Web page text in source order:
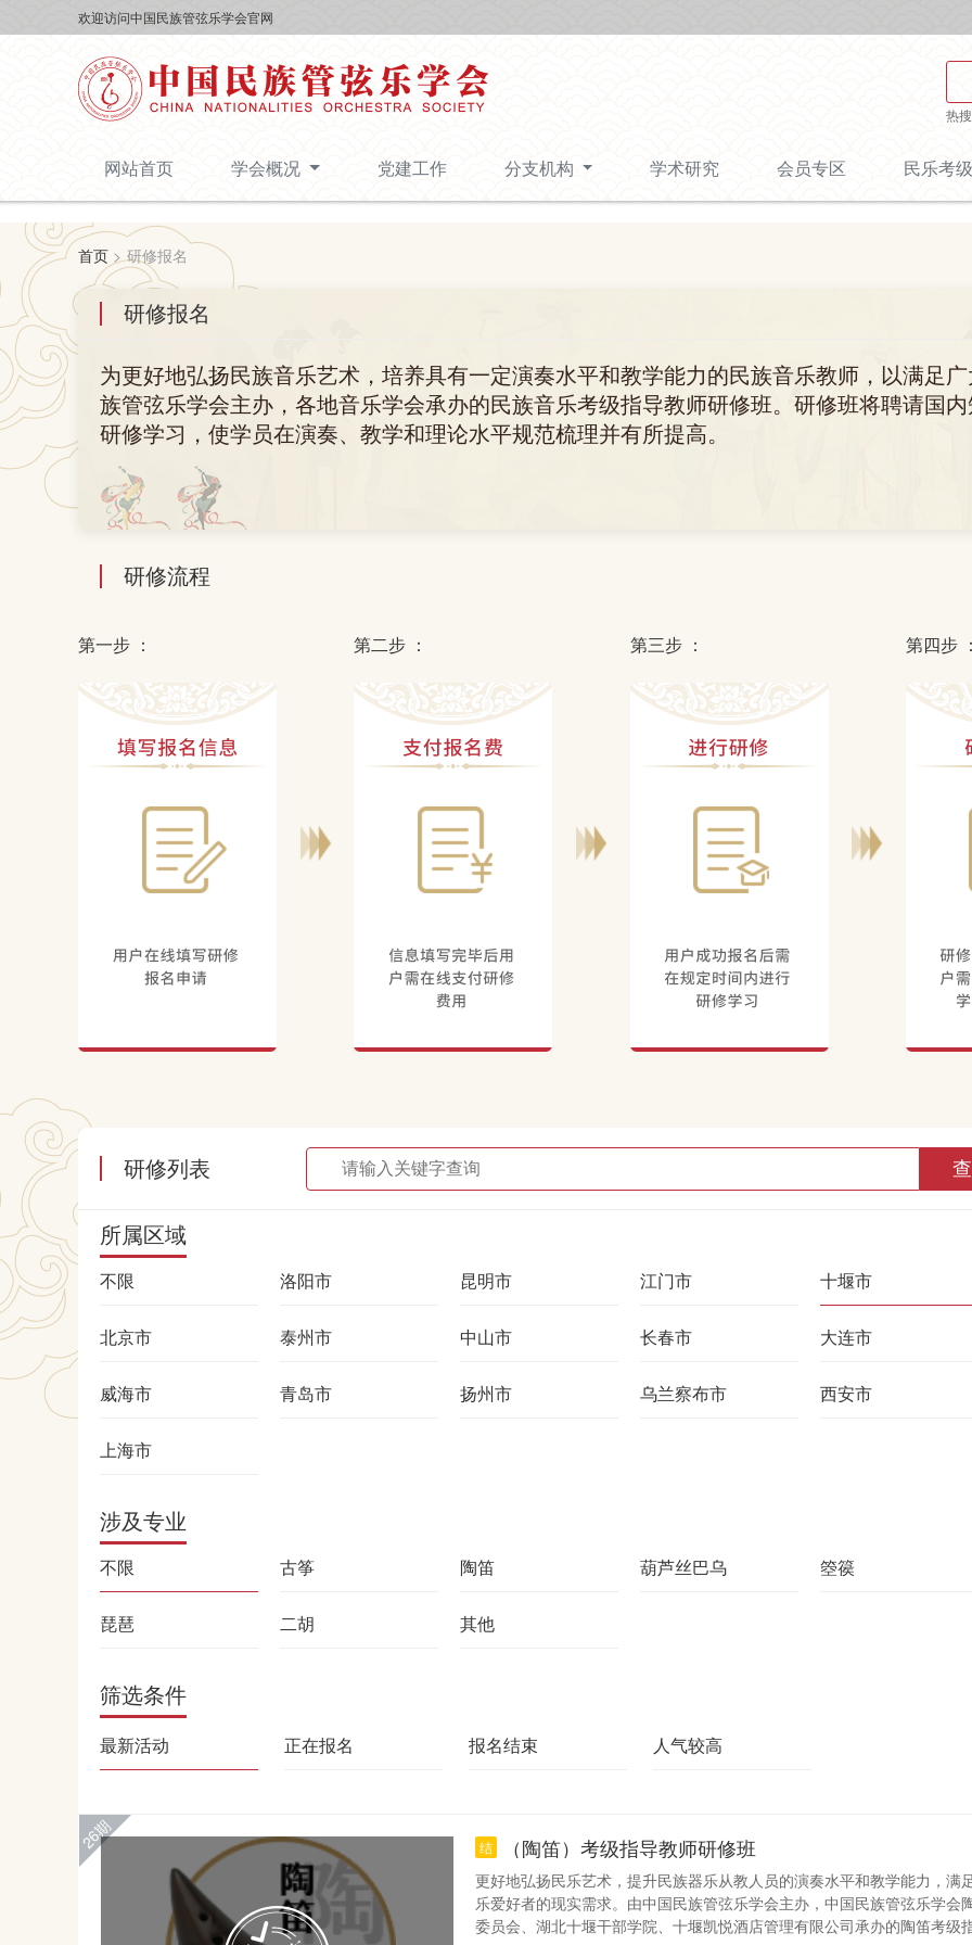
欢迎访问中国民族管弦乐学会官网
热
网站首页 学会概况 党建工作 分支机构 学术研究 会员专区 民乐考
首页 > 研修报名
研修报名
为更好地弘扬民族音乐艺术，培养具有一定演奏水平和教学能力的民族音乐教师，以满足
族管弦乐学会主办，各地音乐学会承办的民族音乐考级指导教师研修班。研修班将聘请国
研修学习，使学员在演奏、教学和理论水平规范梳理并有所提高。
研修流程
第一步 ： 第二步 ： 第三步 ： 第四步
研修列表
所属区域
不限 洛阳市 昆明市 江门市 十堰市
北京市 泰州市 中山市 长春市 大连市
威海市 青岛市 扬州市 乌兰察布市 西安市
上海市
涉及专业
不限 古筝 陶笛 葫芦丝巴乌 箜篌
琵琶 二胡 其他
筛选条件
最新活动 正在报名 报名结束 人气较高
26期 结 （陶笛）考级指导教师研修班
更好地弘扬民乐艺术，提升民族器乐从教人员的演奏水平和教学能力，满
乐爱好者的现实需求。由中国民族管弦乐学会主办，中国民族管弦乐学会
委员会、湖北十堰干部学院、十堰凯悦酒店管理有限公司承办的陶笛考级